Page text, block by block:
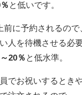
と低いです。
前に予約されるので
人を待機させる必
20％ と低水準。
でお祝いするときや